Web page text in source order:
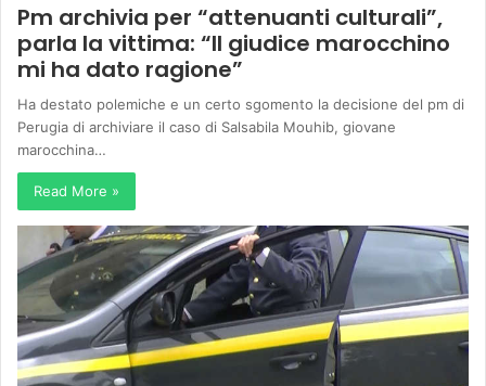
Pm archivia per “attenuanti culturali”,
parla la vittima: “Il giudice marocchino
mi ha dato ragione”
Ha destato polemiche e un certo sgomento la decisione del pm di
Perugia di archiviare il caso di Salsabila Mouhib, giovane
marocchina…
Read More »